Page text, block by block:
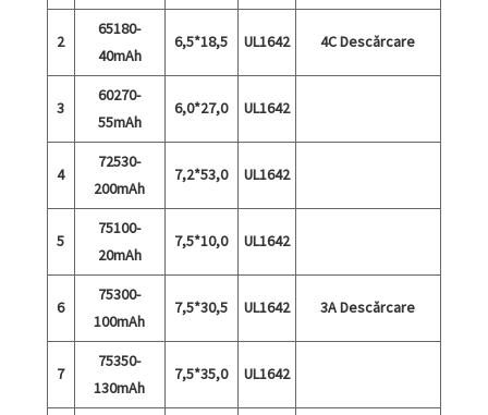
2
65180-
40mAh
6,5*18,5 UL1642 4C Descărcare
3
60270-
55mAh
6,0*27,0 UL1642
4
72530-
200mAh
7,2*53,0 UL1642
5
75100-
20mAh
7,5*10,0 UL1642
6
75300-
100mAh
7,5*30,5 UL1642 3A Descărcare
7
75350-
130mAh
7,5*35,0 UL1642